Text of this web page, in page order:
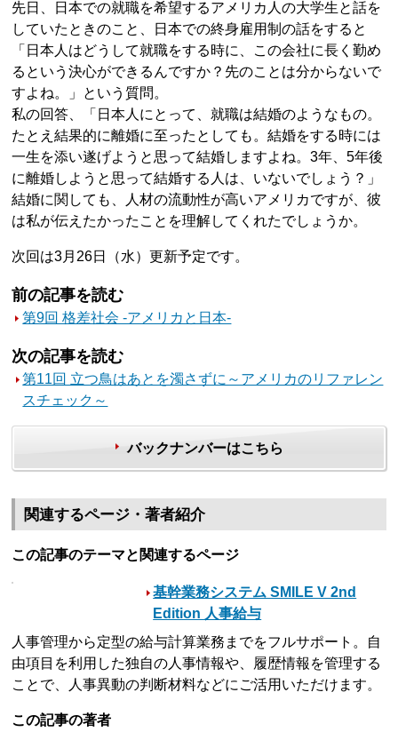
先日、日本での就職を希望するアメリカ人の大学生と話を
していたときのこと、日本での終身雇用制の話をすると
「日本人はどうして就職をする時に、この会社に長く勤め
るという決心ができるんですか？先のことは分からないで
すよね。」という質問。
私の回答、「日本人にとって、就職は結婚のようなもの。
たとえ結果的に離婚に至ったとしても。結婚をする時には
一生を添い遂げようと思って結婚しますよね。3年、5年後
に離婚しようと思って結婚する人は、いないでしょう？」
結婚に関しても、人材の流動性が高いアメリカですが、彼
は私が伝えたかったことを理解してくれたでしょうか。
次回は3月26日（水）更新予定です。
前の記事を読む
第9回 格差社会 -アメリカと日本-
次の記事を読む
第11回 立つ鳥はあとを濁さずに～アメリカのリファレン
スチェック～
バックナンバーはこちら
関連するページ・著者紹介
この記事のテーマと関連するページ
基幹業務システム SMILE V 2nd
Edition 人事給与
人事管理から定型の給与計算業務までをフルサポート。自
由項目を利用した独自の人事情報や、履歴情報を管理する
ことで、人事異動の判断材料などにご活用いただけます。
この記事の著者